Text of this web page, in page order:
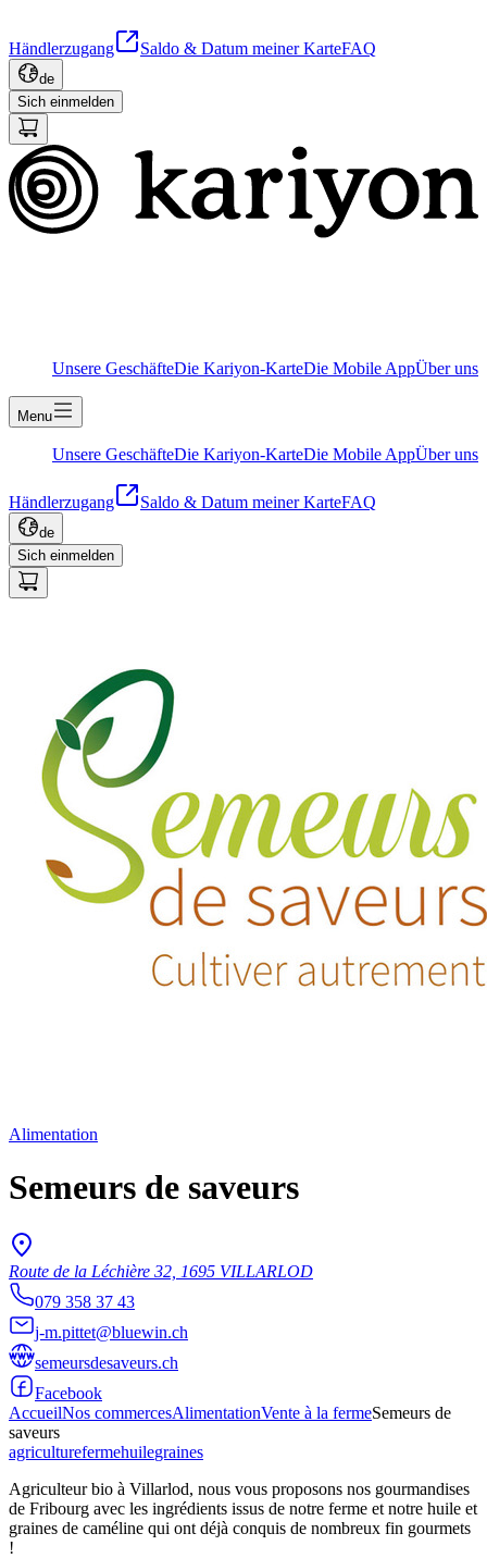
Händlerzugang Saldo & Datum meiner KarteFAQ
de
Sich einmelden
Unsere GeschäfteDie Kariyon-KarteDie Mobile AppÜber uns
Menu
Unsere GeschäfteDie Kariyon-KarteDie Mobile AppÜber uns
Händlerzugang Saldo & Datum meiner KarteFAQ
de
Sich einmelden
Alimentation
Semeurs de saveurs
Route de la Léchière 32, 1695 VILLARLOD
079 358 37 43
j-m.pittet@bluewin.ch
semeursdesaveurs.ch
Facebook
AccueilNos commercesAlimentationVente à la fermeSemeurs de
saveurs
agriculturefermehuilegraines
Agriculteur bio à Villarlod, nous vous proposons nos gourmandises
de Fribourg avec les ingrédients issus de notre ferme et notre huile et
graines de caméline qui ont déjà conquis de nombreux fin gourmets
!